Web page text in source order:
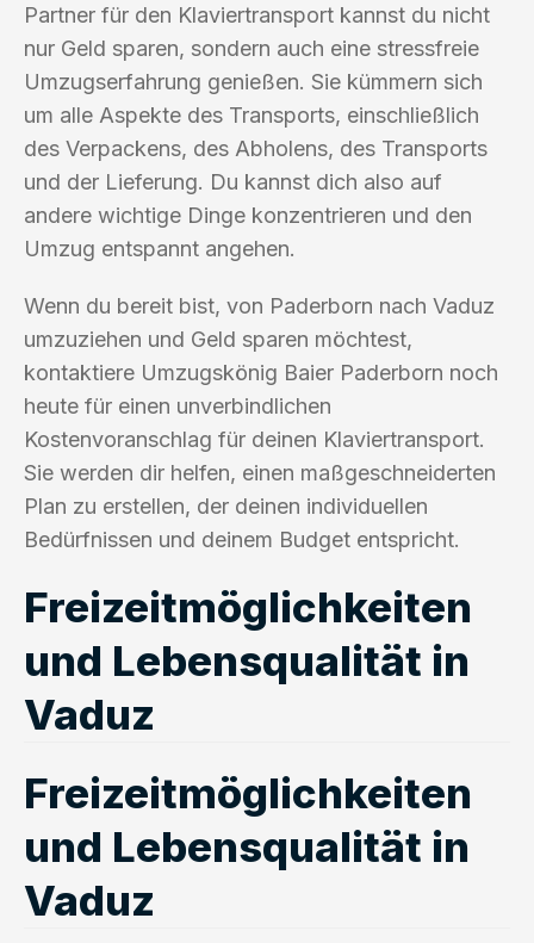
Partner für den Klaviertransport kannst du nicht
nur Geld sparen, sondern auch eine stressfreie
Umzugserfahrung genießen. Sie kümmern sich
um alle Aspekte des Transports, einschließlich
des Verpackens, des Abholens, des Transports
und der Lieferung. Du kannst dich also auf
andere wichtige Dinge konzentrieren und den
Umzug entspannt angehen.
Wenn du bereit bist, von Paderborn nach Vaduz
umzuziehen und Geld sparen möchtest,
kontaktiere Umzugskönig Baier Paderborn noch
heute für einen unverbindlichen
Kostenvoranschlag für deinen Klaviertransport.
Sie werden dir helfen, einen maßgeschneiderten
Plan zu erstellen, der deinen individuellen
Bedürfnissen und deinem Budget entspricht.
Freizeitmöglichkeiten
und Lebensqualität in
Vaduz
Freizeitmöglichkeiten
und Lebensqualität in
Vaduz